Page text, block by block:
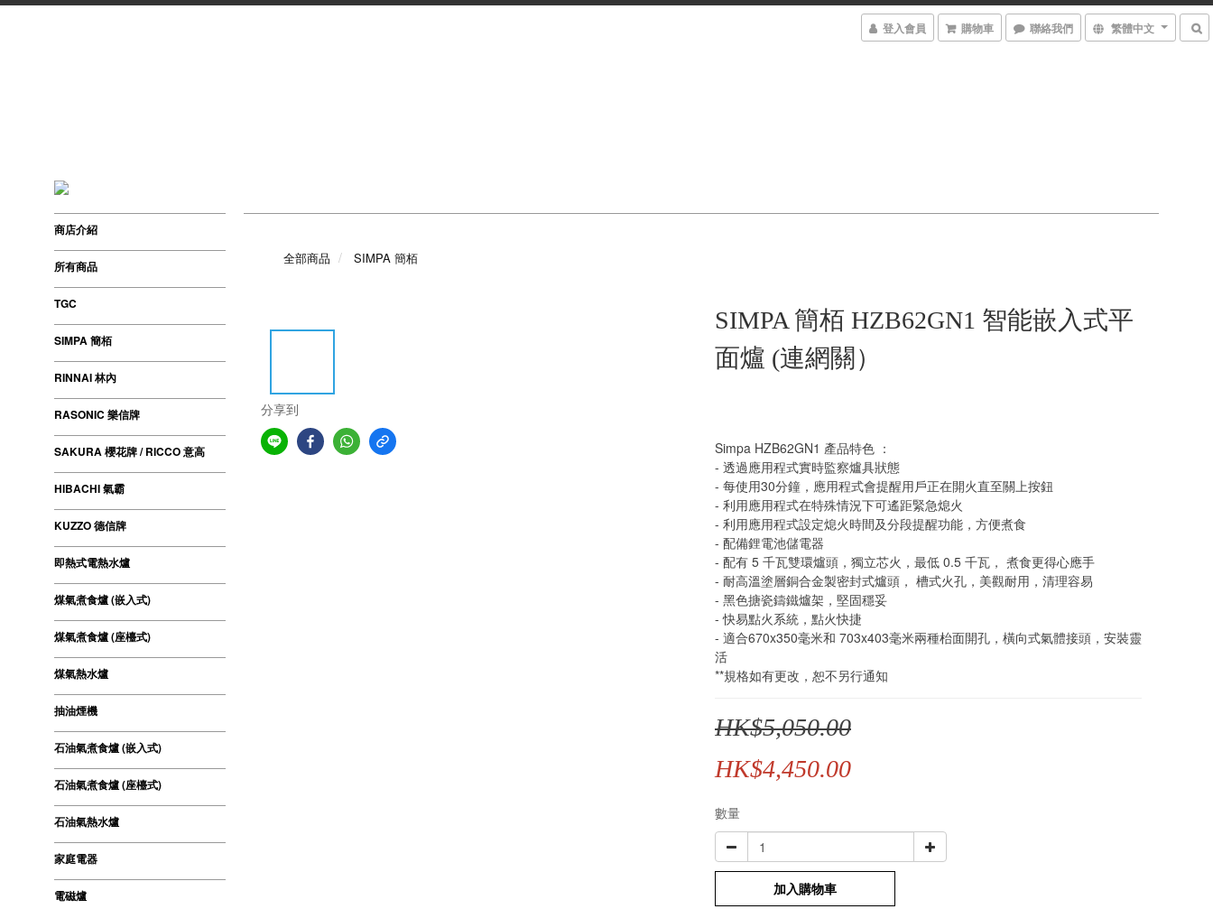
登入會員 購物車 聯絡我們 繁體中文
商店介紹
所有商品
TGC
SIMPA 簡栢
RINNAI 林內
RASONIC 樂信牌
SAKURA 櫻花牌 / RICCO 意高
HIBACHI 氣霸
KUZZO 德信牌
即熱式電熱水爐
煤氣煮食爐 (嵌入式)
煤氣煮食爐 (座檯式)
煤氣熱水爐
抽油煙機
石油氣煮食爐 (嵌入式)
石油氣煮食爐 (座檯式)
石油氣熱水爐
家庭電器
電磁爐
全部商品 SIMPA 簡栢
分享到
SIMPA 簡栢 HZB62GN1 智能嵌入式平
面爐 (連網關）
Simpa HZB62GN1 產品特色 ：
- 透過應用程式實時監察爐具狀態
- 每使用30分鐘，應用程式會提醒用戶正在開火直至關上按鈕
- 利用應用程式在特殊情況下可遙距緊急熄火
- 利用應用程式設定熄火時間及分段提醒功能，方便煮食
- 配備鋰電池儲電器
- 配有 5 千瓦雙環爐頭，獨立芯火，最低 0.5 千瓦， 煮食更得心應手
- 耐高溫塗層銅合金製密封式爐頭， 槽式火孔，美觀耐用，清理容易
- 黑色搪瓷鑄鐵爐架，堅固穩妥
- 快易點火系統，點火快捷
- 適合670x350毫米和 703x403毫米兩種枱面開孔，橫向式氣體接頭，安裝靈
活
**規格如有更改，恕不另行通知
HK$5,050.00
HK$4,450.00
數量
加入購物車